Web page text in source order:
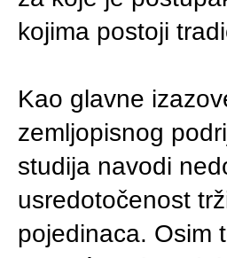
kojima postoji
Kao glavne
zemljopisnog
studija navodi
usredotočenost
pojedinaca. Osim